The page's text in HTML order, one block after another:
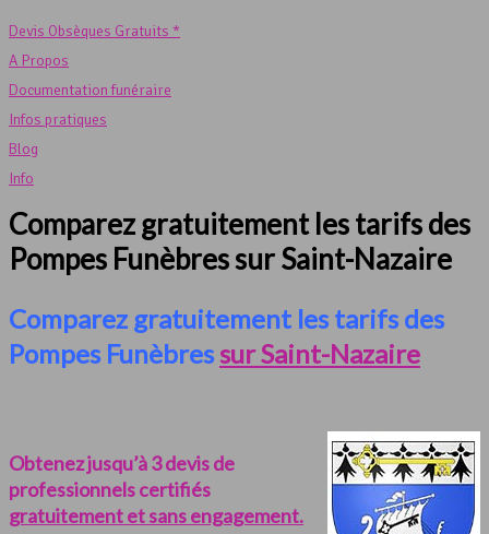
Devis Obsèques Gratuits *
A Propos
Documentation funéraire
Infos pratiques
Blog
Info
Comparez gratuitement les tarifs des
Pompes Funèbres sur Saint-Nazaire
Comparez gratuitement les tarifs des
Pompes Funèbres sur Saint-Nazaire
Obtenez jusqu’à 3 devis de
professionnels certifiés
gratuitement et sans engagement.